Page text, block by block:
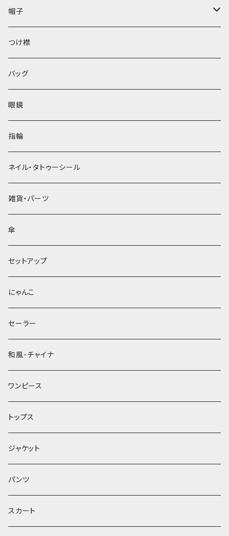
帽子
ベレー帽
つけ襟
バッグ
眼鏡
指輪
ネイル・タトゥーシール
雑貨・パーツ
傘
セットアップ
にゃんこ
セーラー
和風･チャイナ
ワンピース
トップス
ジャケット
パンツ
スカート